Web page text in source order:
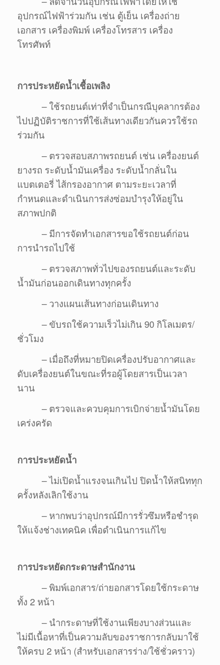
อุปกรณ์ไฟฟ้าร่วมกัน เช่น ตู้เย็น เครื่องถ่าย
เอกสาร เครื่องพิมพ์ เครื่องโทรสาร เครื่อง
โทรศัพท์
การประหยัดน้ำเชื้อเพลิง
– ใช้รถยนต์เท่าที่จำเป็นกรณีบุคลากรต้อง
ไปปฏิบัติราชการที่ใช้เส้นทางเดียวกันควรใช้รถ
ร่วมกัน
– ตรวจสอบสภาพรถยนต์ เช่น เครื่องยนต์
ยางรถ ระดับน้ำมันเครื่อง ระดับน้ำกลั่นใน
แบตเตอรี่ ไส้กรองอากาศ ตามระยะเวลาที่
กำหนดและดำเนินการส่งซ่อมบำรุงให้อยู่ใน
สภาพปกติ
– มีการจัดทำเอกสารขอใช้รถยนต์ก่อน
การนำรถไปใช้
– ตรวจสภาพทั่วไปของรถยนต์และระดับ
น้ำมันก่อนออกเดินทางทุกครั้ง
– วางแผนเส้นทางก่อนเดินทาง
– ขับรถใช้ความเร็วไม่เกิน 90 กิโลเมตร/
ชั่วโมง
– เมื่อถึงที่หมายปิดเครื่องปรับอากาศและ
ดับเครื่องยนต์ในขณะที่รอผู้โดยสารเป็นเวลา
นาน
– ตรวจและควบคุมการเบิกจ่ายน้ำมันโดย
เคร่งครัด
การประหยัดน้ำ
– ไม่เปิดน้ำแรงจนเกินไป ปิดน้ำให้สนิททุก
ครั้งหลังเลิกใช้งาน
– หากพบว่าอุปกรณ์มีการรั่วซึมหรือชำรุด
ให้แจ้งช่างเทคนิค เพื่อดำเนินการแก้ไข
การประหยัดกระดาษสำนักงาน
– พิมพ์เอกสาร/ถ่ายอกสารโดยใช้กระดาษ
ทั้ง 2 หน้า
– นำกระดาษที่ใช้งานเพียงบางส่วนและ
ไม่มีเนื้อหาที่เป็นความลับของราชการกลับมาใช้
ให้ครบ 2 หน้า (สำหรับเอกสารร่าง/ใช้ชั่วคราว)